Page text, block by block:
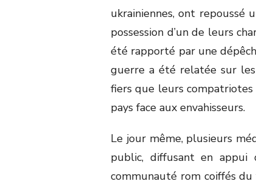
ukrainiennes, ont repoussé
possession d’un de leurs
été rapporté par une
guerre a été relatée sur les
fiers que leurs
pays face aux envahisseurs.
Le jour même, plusieurs
public, diffusant en appui
communauté rom coiffés